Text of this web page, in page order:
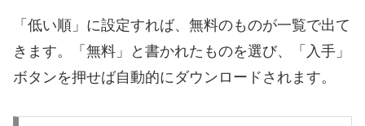
「低い順」に設定すれば、無料のものが一覧で出て
きます。「無料」と書かれたものを選び、「入手」
ボタンを押せば自動的にダウンロードされます。